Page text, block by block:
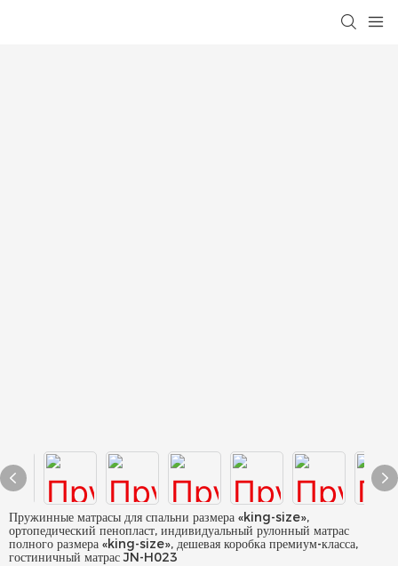
Пружинные матрасы для спальни размера «king-size»,
ортопедический пенопласт, индивидуальный рулонный матрас
полного размера «king-size», дешевая коробка премиум-класса,
гостиничный матрас JN-H023